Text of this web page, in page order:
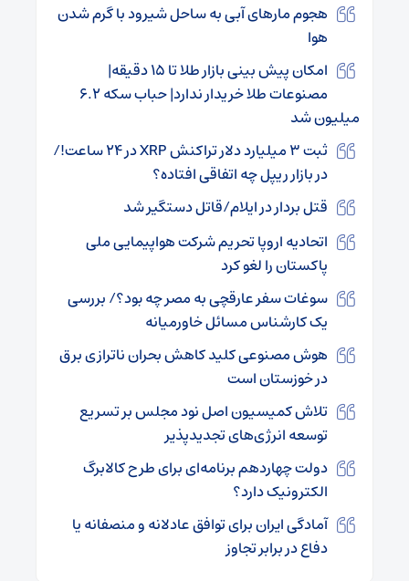
هجوم مار‌های آبی به ساحل شیرود با گرم شدن
هوا
امکان پیش بینی بازار طلا تا ۱۵ دقیقه|
مصنوعات طلا خریدار ندارد| حباب سکه ۶.۲
میلیون شد
ثبت ۳ میلیارد دلار تراکنش XRP در ۲۴ ساعت!/
در بازار ریپل چه اتفاقی افتاده؟
قتل بردار در ایلام/قاتل دستگیر شد
اتحادیه اروپا تحریم شرکت هواپیمایی ملی
پاکستان را لغو کرد
سوغات سفر عارقچی به مصر چه بود؟/ بررسی
یک کارشناس مسائل خاورمیانه
هوش مصنوعی کلید کاهش بحران ناترازی برق
در خوزستان است
تلاش کمیسیون اصل نود مجلس بر تسریع
توسعه انرژی‌های تجدیدپذیر
دولت چهاردهم برنامه‌ای برای طرح کالابرگ
الکترونیک دارد؟
آمادگی ایران برای توافق عادلانه و منصفانه یا
دفاع در برابر تجاوز